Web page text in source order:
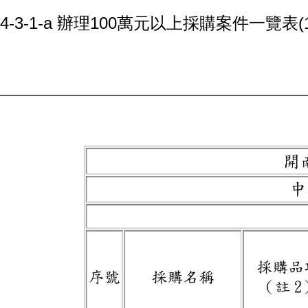
4-3-1-a 辦理100萬元以上採購案件一覽表